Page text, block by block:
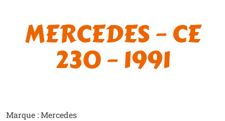
MERCEDES – CE
230 – 1991
Marque : Mercedes